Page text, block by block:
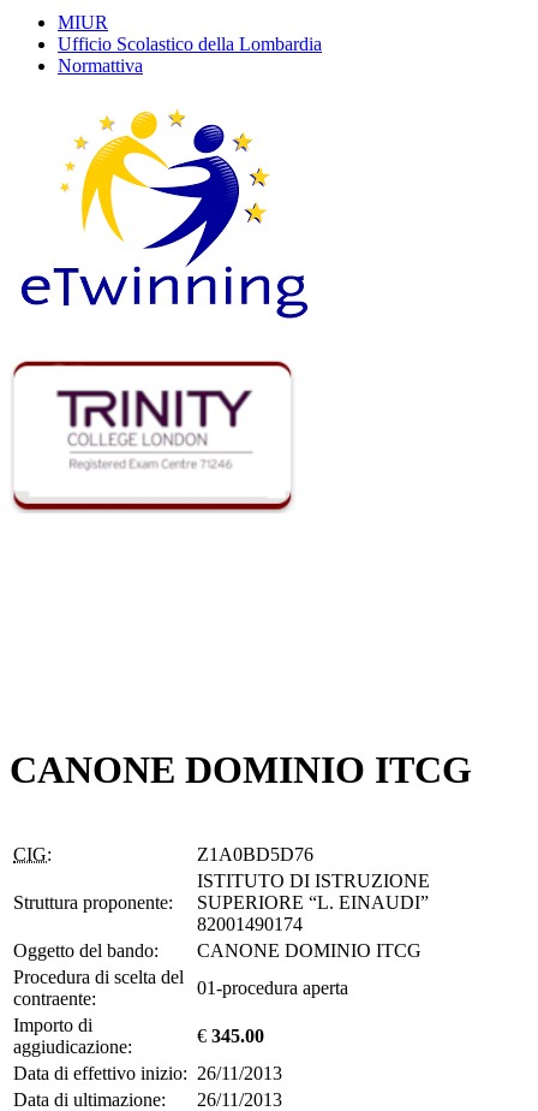
MIUR
Ufficio Scolastico della Lombardia
Normattiva
CANONE DOMINIO ITCG
CIG: Z1A0BD5D76
Struttura proponente:
ISTITUTO DI ISTRUZIONE
SUPERIORE “L. EINAUDI”
82001490174
Oggetto del bando:
CANONE DOMINIO ITCG
Procedura di scelta del
contraente:
01-procedura aperta
Importo di
aggiudicazione:
€ 345.00
Data di effettivo inizio: 26/11/2013
Data di ultimazione:
26/11/2013